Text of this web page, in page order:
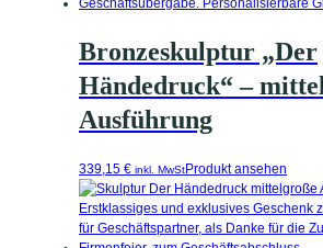
Bronzeskulptur „Der
Händedruck“ –
Ausführung
339,15 € inkl. MwStProdukt ansehen